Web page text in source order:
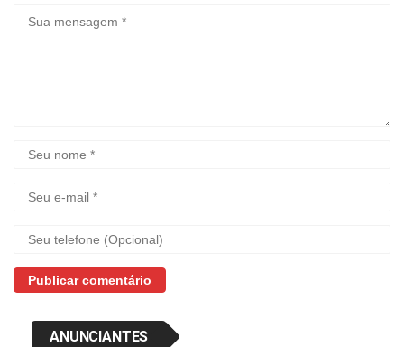
ANUNCIANTES